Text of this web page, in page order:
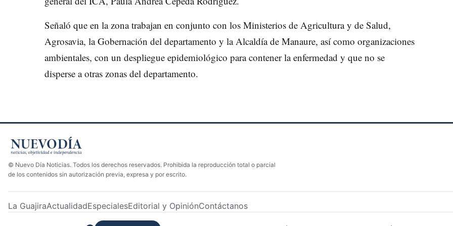
Señaló que en la zona trabajan en conjunto con los Ministerios de Agricultura y de Salud,
Agrosavia, la Gobernación del departamento y la Alcaldía de Manaure, así como organizaciones
ambientales, con un despliegue epidemiológico para contener la enfermedad y que no se
disperse a otras zonas del departamento.
© Nuevo Día Noticias. Todos los derechos reservados. Prohibida la reproducción total o parcial
de los contenidos sin autorización previa, expresa y por escrito.
La GuajiraActualidadEspecialesEditorial y OpiniónContáctanos